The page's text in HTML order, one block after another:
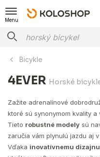
Menu
Bicykle
4EVER Horské
Zažite adrenalínové
ktoré sú synonymom kvality a
Tieto robustné modely sú
zaručia vám plynulú jazdu aj
Vďaka inovatívnemu dizajnu